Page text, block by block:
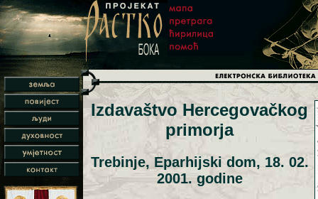
Izdavaštvo Hercegovačkog
primorja
Trebinje, Eparhijski dom, 18. 02.
2001. godine